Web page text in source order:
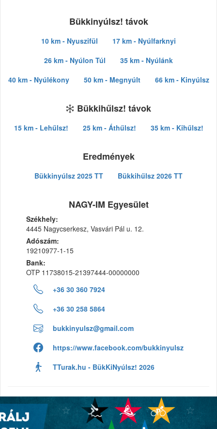
Bükkinyúlsz! távok
10 km - Nyuszifül
17 km - Nyúlfarknyi
26 km - Nyúlon Túl
35 km - Nyúlánk
40 km - Nyúlékony
50 km - Megnyúlt 66 km - Kinyúlsz
Bükkihűlsz! távok
15 km - Lehűlsz! 25 km - Áthűlsz! 35 km - Kihűlsz!
Eredmények
Bükkinyúlsz 2025 TT Bükkihűlsz 2026 TT
NAGY-IM Egyesület
Székhely:
4445 Nagycserkesz, Vasvári Pál u. 12.
Adószám:
19210977-1-15
Bank:
OTP 11738015-21397444-00000000
+36 30 360 7924
+36 30 258 5864
bukkinyulsz@gmail.com
https://www.facebook.com/bukkinyulsz
TTurak.hu - BükKiNyúlsz! 2026